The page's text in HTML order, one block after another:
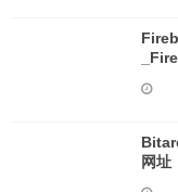
网址